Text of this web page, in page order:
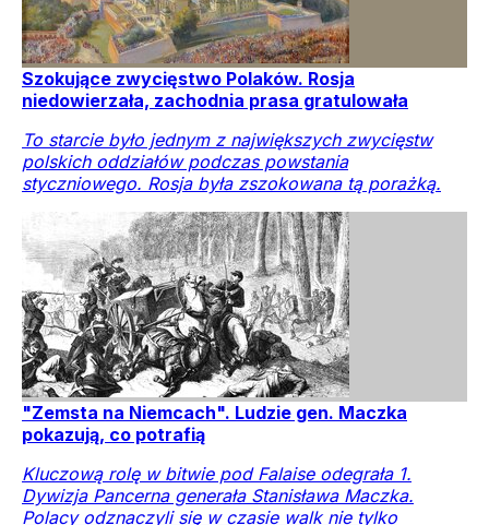
Szokujące zwycięstwo Polaków. Rosja
niedowierzała, zachodnia prasa gratulowała
To starcie było jednym z największych zwycięstw
polskich oddziałów podczas powstania
styczniowego. Rosja była zszokowana tą porażką.
"Zemsta na Niemcach". Ludzie gen. Maczka
pokazują, co potrafią
Kluczową rolę w bitwie pod Falaise odegrała 1.
Dywizja Pancerna generała Stanisława Maczka.
Polacy odznaczyli się w czasie walk nie tylko